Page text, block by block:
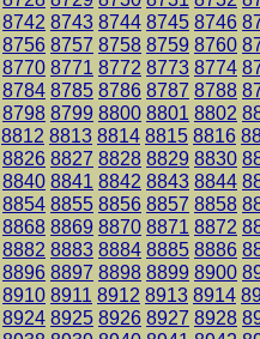
8742 8743 8744 8745 8746
8756 8757 8758 8759 8760
8770 8771 8772 8773 8774
8784 8785 8786 8787 8788
8798 8799 8800 8801 8802
8812 8813 8814 8815 8816
8826 8827 8828 8829 8830
8840 8841 8842 8843 8844
8854 8855 8856 8857 8858
8868 8869 8870 8871 8872
8882 8883 8884 8885 8886
8896 8897 8898 8899 8900
8910 8911 8912 8913 8914
8924 8925 8926 8927 8928